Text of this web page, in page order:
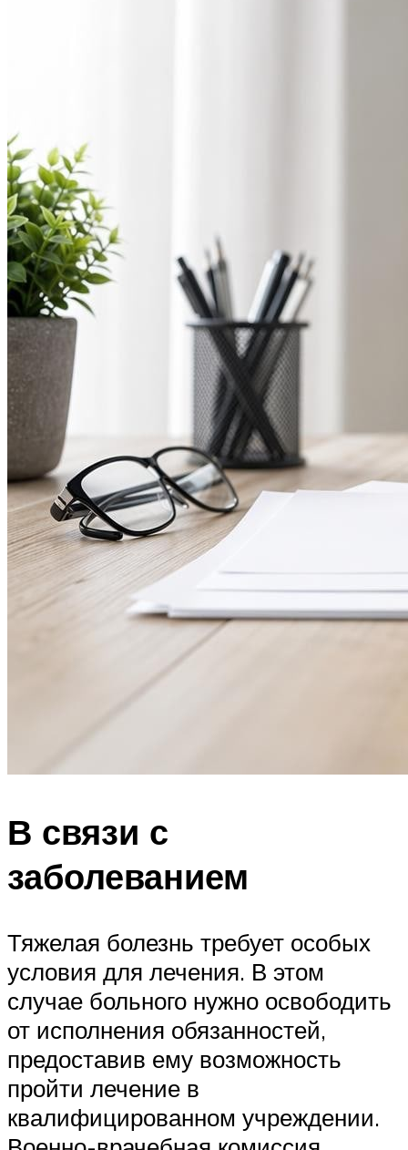
В связи с
заболеванием
Тяжелая болезнь требует особых
условия для лечения. В этом
случае больного нужно освободить
от исполнения обязанностей,
предоставив ему возможность
пройти лечение в
квалифицированном учреждении.